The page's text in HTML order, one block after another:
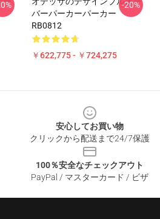
バーパーカーパーカー
RB0812
￥622,775 - ￥724,275
-20%
安心してお買い物
クリックから配送まで24/7保護
100％安全なチェックアウト
PayPal / マスターカード / ビザ